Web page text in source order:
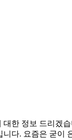
한 정보 드리겠
니다. 요즘은 굳이